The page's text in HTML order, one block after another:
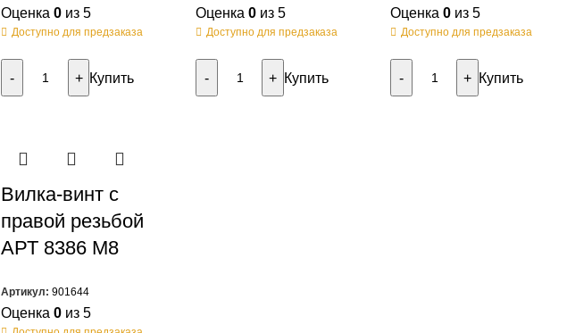
Оценка0 из 5
Доступно для предзаказа
Купить
Оценка0 из 5
Доступно для предзаказа
Купить
Оценка0 из 5
Доступно для предзаказа
Купить
Вилка-винт с
правой резьбой
АРТ 8386 M8
Артикул:901644
Оценка0 из 5